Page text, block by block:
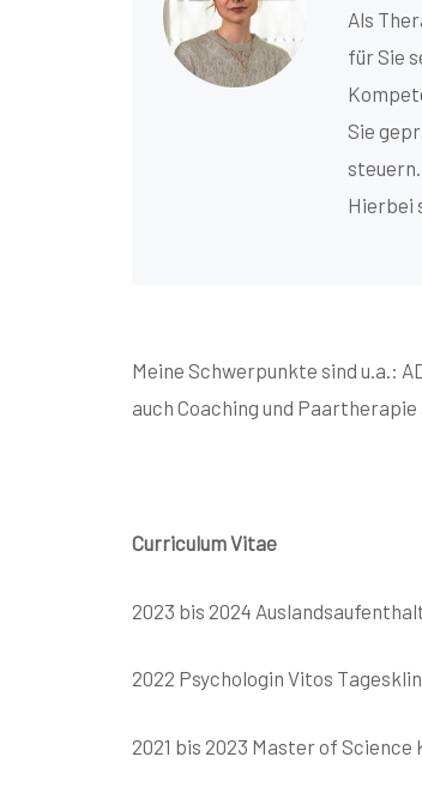
Als
für Sie
Sie
Hierbei
Meine Schwerpunkte sind u.a.:
auch Coaching und Paartherapie
Curriculum Vitae
2023 bis 2024
2022 Psychologin Vitos
2021 bis 2023 Master of